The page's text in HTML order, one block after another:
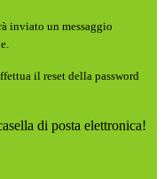
inviato un messaggio
il reset della password
di posta elettronica!